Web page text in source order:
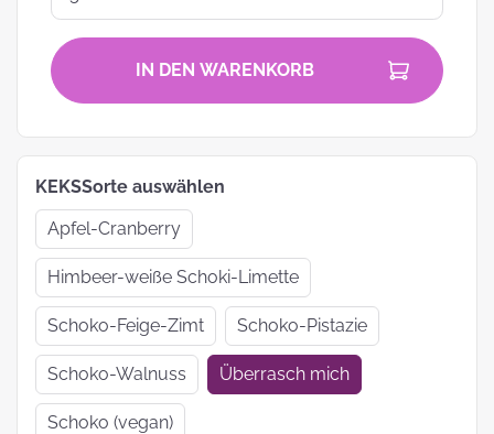
IN DEN WARENKORB
KEKSSorte auswählen
Apfel-Cranberry
Himbeer-weiße Schoki-Limette
Schoko-Feige-Zimt Schoko-Pistazie
Schoko-Walnuss Überrasch mich
Schoko (vegan)